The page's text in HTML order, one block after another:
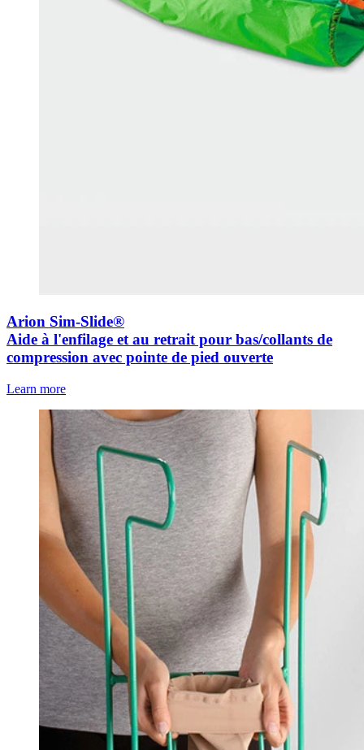
Arion Sim-Slide®
Aide à l'enfilage et au retrait pour bas/collants de
compression avec pointe de pied ouverte
Learn more